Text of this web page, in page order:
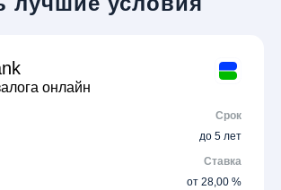
онлайн
Срок
до 5 лет
Ставка
от 28,00 %